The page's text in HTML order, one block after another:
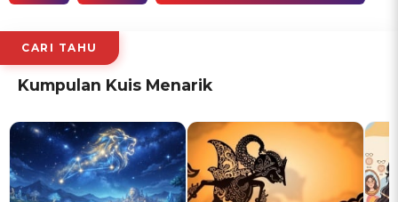
CARI TAHU
Kumpulan Kuis Menarik